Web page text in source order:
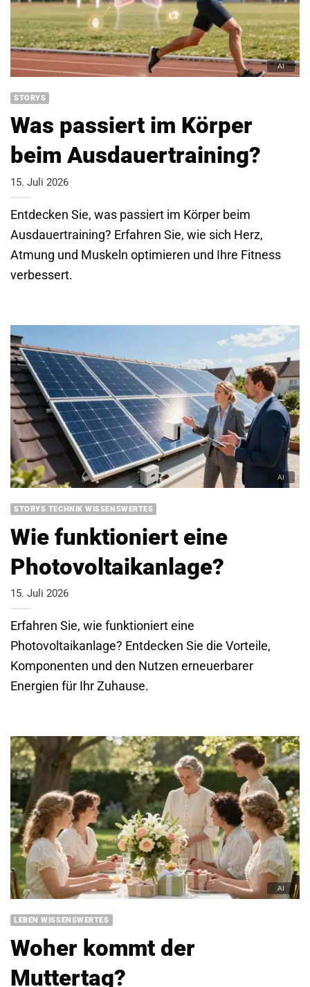
STORYS
Was passiert im Körper
beim Ausdauertraining?
15. Juli 2026
Entdecken Sie, was passiert im Körper beim
Ausdauertraining? Erfahren Sie, wie sich Herz,
Atmung und Muskeln optimieren und Ihre Fitness
verbessert.
STORYS TECHNIK WISSENSWERTES
Wie funktioniert eine
Photovoltaikanlage?
15. Juli 2026
Erfahren Sie, wie funktioniert eine
Photovoltaikanlage? Entdecken Sie die Vorteile,
Komponenten und den Nutzen erneuerbarer
Energien für Ihr Zuhause.
LEBEN WISSENSWERTES
Woher kommt der
Muttertag?